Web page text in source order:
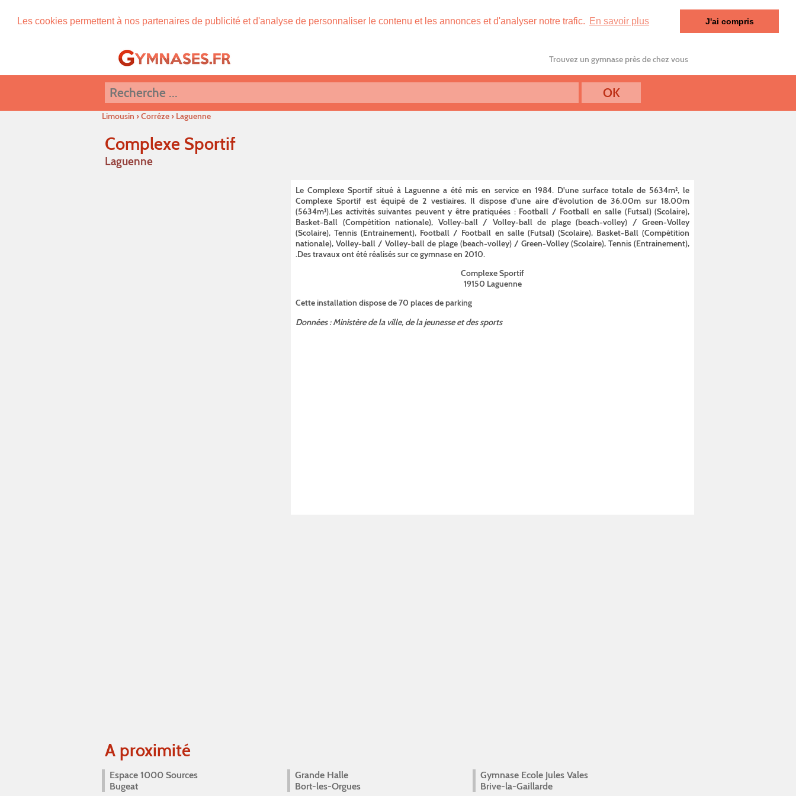
Les cookies permettent à nos partenaires de publicité et d'analyse de personnaliser le contenu et les annonces et d'analyser notre trafic. En savoir plus J'ai compris
Trouvez un gymnase près de chez vous
Limousin ›Corréze› Laguenne
Complexe Sportif
Laguenne
Le Complexe Sportif situé à Laguenne a été mis en service en 1984. D'une surface totale de 5634m², le
Complexe Sportif est équipé de 2 vestiaires. Il dispose d'une aire d'évolution de 36.00m sur 18.00m
(5634m²).Les activités suivantes peuvent y être pratiquées : Football / Football en salle (Futsal) (Scolaire),
Basket-Ball (Compétition nationale), Volley-ball / Volley-ball de plage (beach-volley) / Green-Volley
(Scolaire), Tennis (Entrainement), Football / Football en salle (Futsal) (Scolaire), Basket-Ball (Compétition
nationale), Volley-ball / Volley-ball de plage (beach-volley) / Green-Volley (Scolaire), Tennis (Entrainement),
.Des travaux ont été réalisés sur ce gymnase en 2010.
Complexe Sportif
19150 Laguenne
Cette installation dispose de 70 places de parking
Données : Ministère de la ville, de la jeunesse et des sports
A proximité
Espace 1000 Sources
Bugeat
Grande Halle
Bort-les-Orgues
Gymnase Ecole Jules Vales
Brive-la-Gaillarde